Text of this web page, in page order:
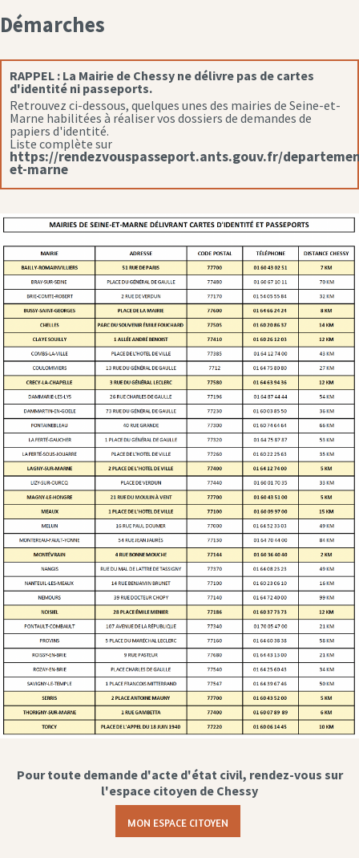
Démarches
RAPPEL : La Mairie de Chessy ne délivre pas de cartes
d'identité ni passeports.
Retrouvez ci-dessous, quelques unes des mairies de Seine-et-
Marne habilitées à réaliser vos dossiers de demandes de
papiers d'identité.
Liste complète sur
https://rendezvouspasseport.ants.gouv.fr/
et-marne
Pour toute demande d'acte d'état civil, rendez-vous sur
l'espace citoyen de Chessy
MON ESPACE CITOYEN